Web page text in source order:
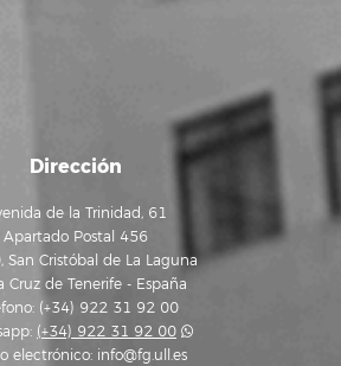
Dirección
de la Trinidad, 61
Apartado Postal 456
San Cristóbal de La Laguna
Cruz de Tenerife - España
(+34) 922 31 92 00
(+34) 922 31 92 00
electrónico: info@fg.ull.es